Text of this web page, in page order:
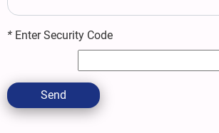
* Enter Security Code
Send